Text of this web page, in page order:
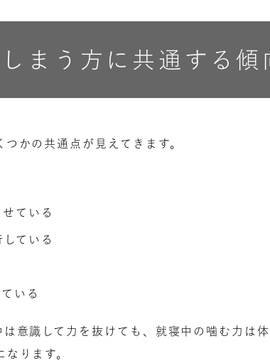
まう方に共通する傾
かの共通点が見えてきます。
ている
ている
いる
意識して力を抜けても、就寝中の噛む力は
ります。